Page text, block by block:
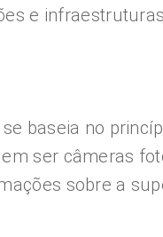
e
baseia no
ser câmeras
sobre a